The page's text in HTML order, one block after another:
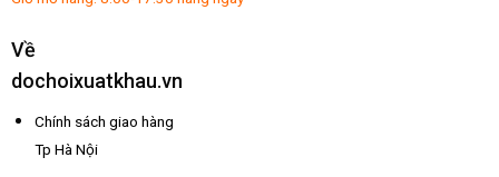
Về
dochoixuatkhau.vn
Chính sách giao hàng
Tp Hà Nội